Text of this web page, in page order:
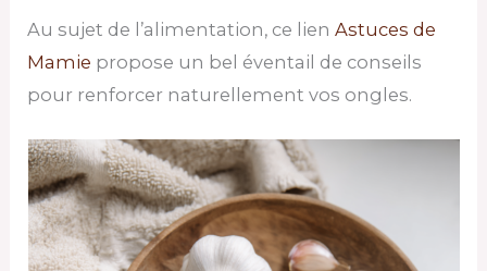
Au sujet de l’alimentation, ce lienAstuces de
Mamie propose un bel éventail de conseils
pour renforcer naturellement vos ongles.